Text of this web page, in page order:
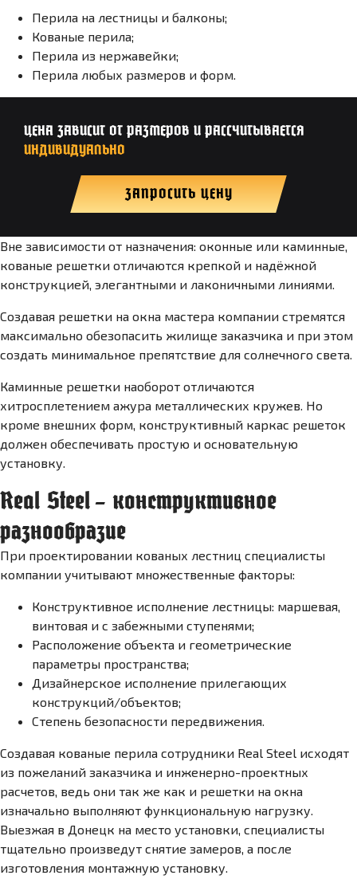
Перила на лестницы и балконы;
Кованые перила;
Перила из нержавейки;
Перила любых размеров и форм.
ЦЕНА ЗАВИСИТ ОТ РАЗМЕРОВ И РАССЧИТЫВАЕТСЯ
ИНДИВИДУАЛЬНО
ЗАПРОСИТЬ ЦЕНУ
Вне зависимости от назначения: оконные или каминные,
кованые решетки отличаются крепкой и надёжной
конструкцией, элегантными и лаконичными линиями.
Создавая решетки на окна мастера компании стремятся
максимально обезопасить жилище заказчика и при этом
создать минимальное препятствие для солнечного света.
Каминные решетки наоборот отличаются
хитросплетением ажура металлических кружев. Но
кроме внешних форм, конструктивный каркас решеток
должен обеспечивать простую и основательную
установку.
Real Steel – конструктивное
разнообразие
При проектировании кованых лестниц специалисты
компании учитывают множественные факторы:
Конструктивное исполнение лестницы: маршевая,
винтовая и с забежными ступенями;
Расположение объекта и геометрические
параметры пространства;
Дизайнерское исполнение прилегающих
конструкций/объектов;
Степень безопасности передвижения.
Создавая кованые перила сотрудники Real Steel исходят
из пожеланий заказчика и инженерно-проектных
расчетов, ведь они так же как и решетки на окна
изначально выполняют функциональную нагрузку.
Выезжая в Донецк на место установки, специалисты
тщательно произведут снятие замеров, а после
изготовления монтажную установку.